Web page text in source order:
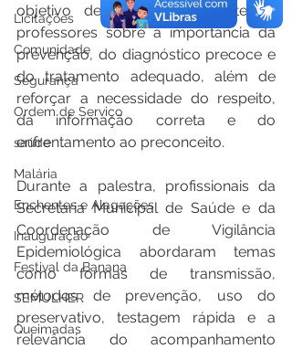
Licitações
Comunidade
Segurança
Ordem de Serviço
saúde
Malária
Enchentes e Alagações
Inauguração
Festival da Banana
SEMULHER
Queimadas
objetivo de orientar estudantes e
professores sobre a importância da
prevenção, do diagnóstico precoce e
do tratamento adequado, além de
reforçar a necessidade do respeito,
da informação correta e do
enfrentamento ao preconceito.
Durante a palestra, profissionais da
Secretaria Municipal de Saúde e da
Coordenação de Vigilância
Epidemiológica abordaram temas
como formas de transmissão,
métodos de prevenção, uso do
preservativo, testagem rápida e a
relevância do acompanhamento